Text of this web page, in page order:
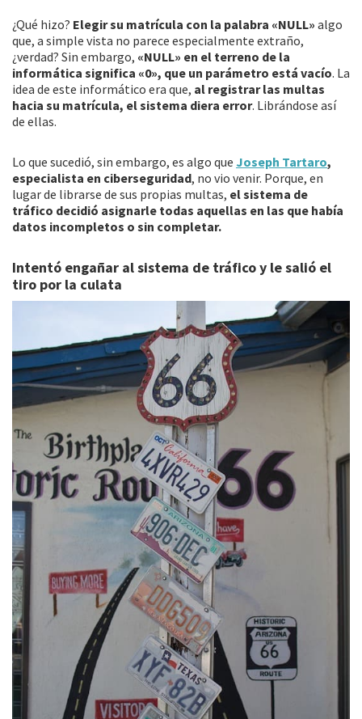
¿Qué hizo? Elegir su matrícula con la palabra «NULL» algo
que, a simple vista no parece especialmente extraño,
¿verdad? Sin embargo, «NULL» en el terreno de la
informática significa «0», que un parámetro está vacío. La
idea de este informático era que, al registrar las multas
hacia su matrícula, el sistema diera error. Librándose así
de ellas.
Lo que sucedió, sin embargo, es algo que Joseph Tartaro,
especialista en ciberseguridad, no vio venir. Porque, en
lugar de librarse de sus propias multas, el sistema de
tráfico decidió asignarle todas aquellas en las que había
datos incompletos o sin completar.
Intentó engañar al sistema de tráfico y le salió el
tiro por la culata